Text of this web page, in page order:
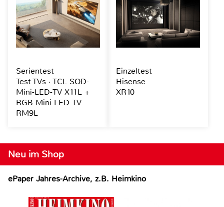
Neu im Shop
ePaper Jahres-Archive, z.B. Heimkino
Serientest
Test TVs · TCL SQD-
Mini-LED-TV X11L +
RGB-Mini-LED-TV
RM9L
Einzeltest
Hisense
XR10